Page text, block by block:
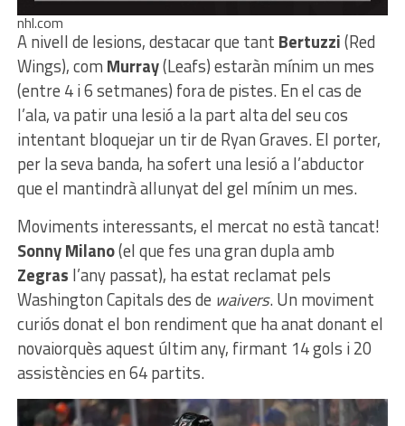
nhl.com
A nivell de lesions, destacar que tant Bertuzzi(Red
Wings), com Murray(Leafs) estaràn mínim un mes
(entre 4 i 6 setmanes) fora de pistes. En el cas de
l’ala, va patir una lesió a la part alta del seu cos
intentant bloquejar un tir de Ryan Graves. El porter,
per la seva banda, ha sofert una lesió a l’abductor
que el mantindrà allunyat del gel mínim un mes.
Moviments interessants, el mercat no està tancat!
Sonny Milano(el que fes una gran dupla amb
Zegras l’any passat), ha estat reclamat pels
Washington Capitals des de waivers. Un moviment
curiós donat el bon rendiment que ha anat donant el
novaiorquès aquest últim any, firmant 14 gols i 20
assistències en 64 partits.